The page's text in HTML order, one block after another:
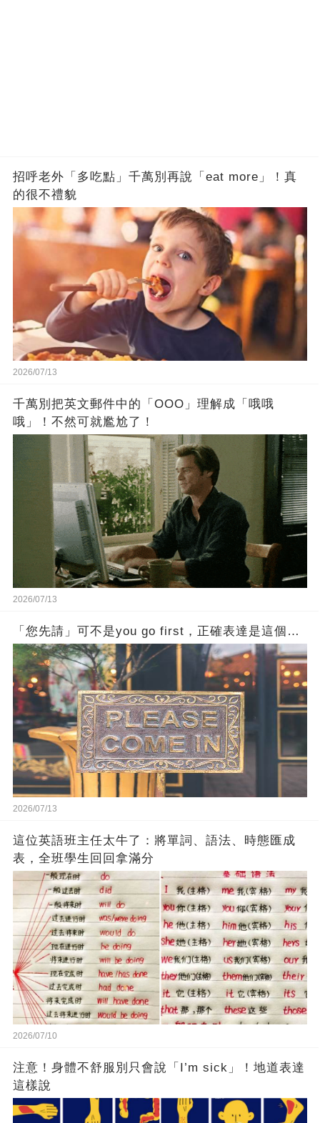
招呼老外「多吃點」千萬別再說「eat more」！真
的很不禮貌
2026/07/13
千萬別把英文郵件中的「OOO」理解成「哦哦
哦」！不然可就尷尬了！
2026/07/13
「您先請」可不是you go first，正確表達是這個…
2026/07/13
這位英語班主任太牛了：將單詞、語法、時態匯成
表，全班學生回回拿滿分
2026/07/10
注意！身體不舒服別只會說「I’m sick」！地道表達
這樣說